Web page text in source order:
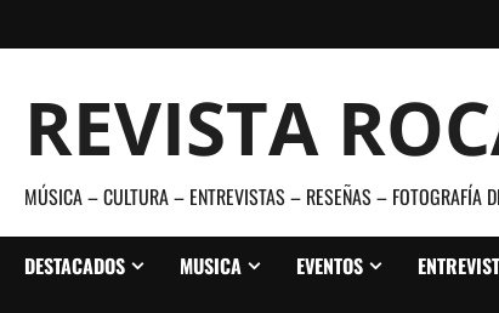
al
REVISTA
MÚSICA – CULTURA – ENTREVISTAS – RESEÑAS – FOTOGRAFÍA
DESTACADOS MUSICA EVENTOS